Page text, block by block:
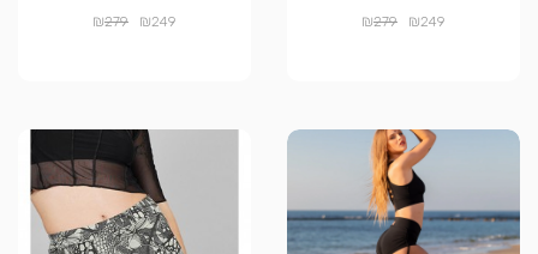
₪249
₪279
₪249
₪279